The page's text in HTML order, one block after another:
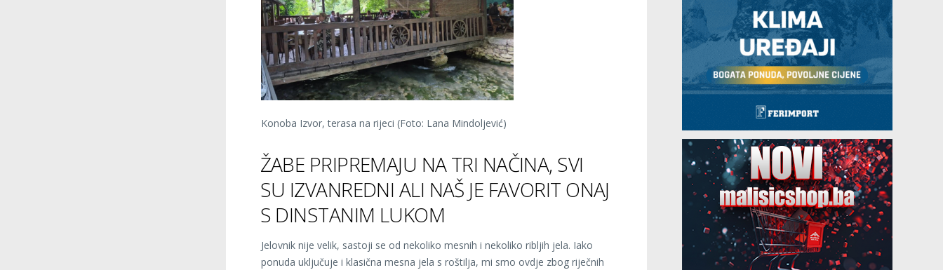
Konoba Izvor, terasa na rijeci (Foto: Lana Mindoljević)
ŽABE PRIPREMAJU NA TRI NAČINA, SVI
SU IZVANREDNI ALI NAŠ JE FAVORIT ONAJ
S DINSTANIM LUKOM
Jelovnik nije velik, sastoji se od nekoliko mesnih i nekoliko ribljih jela. Iako
ponuda uključuje i klasična mesna jela s roštilja, mi smo ovdje zbog riječnih